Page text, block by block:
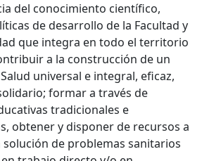
del conocimiento científico,
de desarrollo de la Facultad y
que integra en todo el territorio
a la construcción de un
universal e integral, eficaz,
formar a través de
tradicionales e
obtener y disponer de recursos a
solución de problemas sanitarios